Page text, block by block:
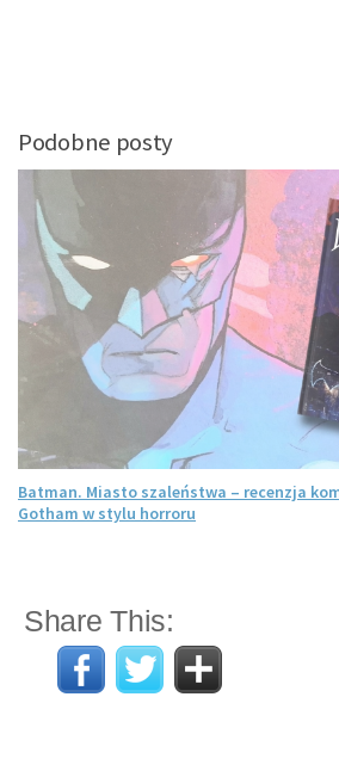
Podobne posty
Batman. Miasto szaleństwa – recenzja
Gotham w stylu horroru
Share This: